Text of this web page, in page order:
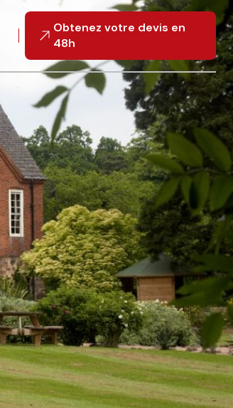
Obtenez votre devis en
48h